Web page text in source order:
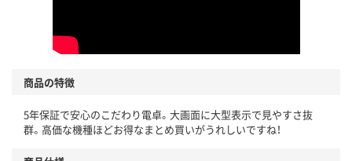
商品の特徴
5年保証で安心のこだわり電卓。大画面に大型表示で見やすさ抜
群。高価な機種ほどお得なまとめ買いがうれしいですね！